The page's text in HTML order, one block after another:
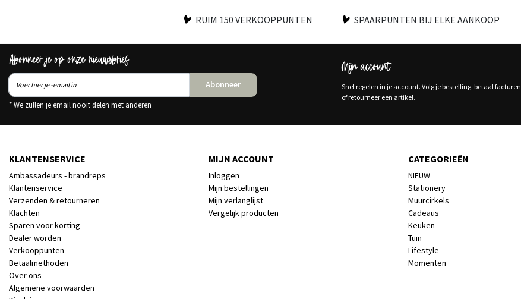
RUIM 150 VERKOOPPUNTEN SPAARPUNTEN BIJ ELKE AANKOOP
Abonneer je op onze nieuwsbrief
Abonneer
* We zullen je email nooit delen met anderen
Mijn account
Snel regelen in je account. Volg je bestelling, betaal facturen
of retourneer een artikel.
KLANTENSERVICE
Ambassadeurs - brandreps
Klantenservice
Verzenden & retourneren
Klachten
Sparen voor korting
Dealer worden
Verkooppunten
Betaalmethoden
Over ons
Algemene voorwaarden
MIJN ACCOUNT
Inloggen
Mijn bestellingen
Mijn verlanglijst
Vergelijk producten
CATEGORIEËN
NIEUW
Stationery
Muurcirkels
Cadeaus
Keuken
Tuin
Lifestyle
Momenten